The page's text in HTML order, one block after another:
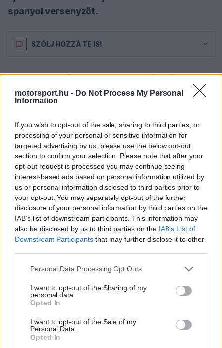
motorsport.hu - Do Not Process My Personal
Information
If you wish to opt-out of the sale, sharing to third parties, or
processing of your personal or sensitive information for
targeted advertising by us, please use the below opt-out
section to confirm your selection. Please note that after your
opt-out request is processed you may continue seeing
interest-based ads based on personal information utilized by
us or personal information disclosed to third parties prior to
your opt-out. You may separately opt-out of the further
disclosure of your personal information by third parties on the
IAB’s list of downstream participants. This information may
also be disclosed by us to third parties on the IAB’s List of
Downstream Participants that may further disclose it to other
Please note that this website/app uses one or more Google
not limited to your visit or usage behaviour. You may click to
grant or deny consent to Google and its third-party tags to
use your data for below specified purposes in below Google
consent section.
Personal Data Processing Opt Outs
I want to opt-out of the Sharing of my
personal data.
Opted In
I want to opt-out of the Sale of my
Personal Data.
Opted In
spanyol versenyzőt.
SZÓLJ HOZZÁ TE IS!
Az 1997-es világbajnok egy fogadóirodának
nyilatkozva elmondta: „Flavio Briatore mindig is
múltban rengeteg pilótaválasztást csinált, amelyek
közül néhány elképesztő volt, mások pedig
teljesen elrontottak, de legalább próbálkozott."
Villeneuve nem érti, miért nem néznek a Forma-1-
es csapatok bizonyos sorozatokon túlra új
versenyzők után kutatva, különösen mivel jelenleg
nincsenek nagy tehetségek, akik készen állnának
a királykategóriába való belépésre a kanadai
ThisThe media could not be loaded, either because
is not supported.